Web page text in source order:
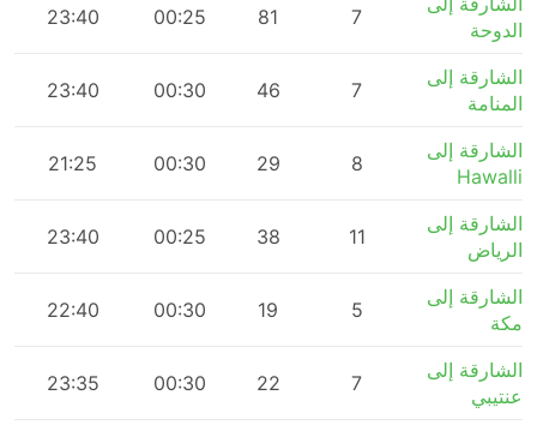
الدوحة
7
81
00:25
23:40
الشارقة إلى
المنامة
7
46
00:30
23:40
الشارقة إلى
Hawalli
8
29
00:30
21:25
الشارقة إلى
الرياض
11
38
00:25
23:40
الشارقة إلى
مكة
5
19
00:30
22:40
الشارقة إلى
عنتيبي
7
22
00:30
23:35